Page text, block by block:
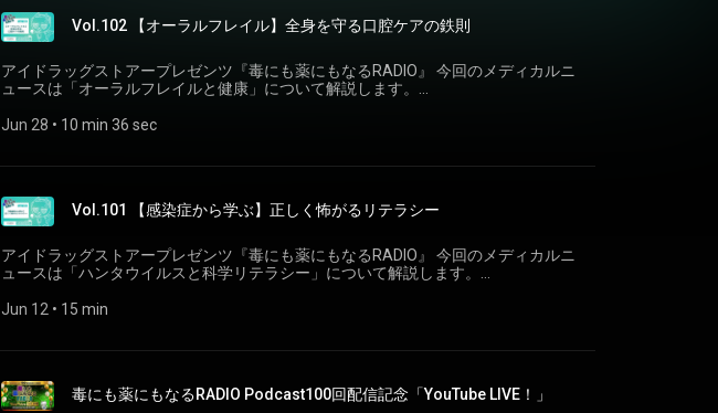
ゲストに迎え、美容や健康について楽しく学び、皆様と直接交流できる特別なひと
ときをご用意しました。 皆様のご応募を心よりお待ちしております。応募や詳細は
下記をご確認ください。 【特集ページ】
https://www.idrugstore.jp/special/offline_event ━━━━━━━━━━━━━━━━━━━━━ ▼皆様か
らの「川柳」を大募集！ ━━━━━━━━━━━━━━━━━━━━━ 次回のテーマは『残暑に一言』
です。 【作品例】・30℃ 涼しく感じる なぜだろう 9月も暑さが続きます。「ま
だ続くのか」「秋はどこにいった」という思いを五七五に乗せてご投稿ください。
番組で読まれた方全員に、アイドラッグストアーでご利用いただける2,000円分のポ
送ってください。 ・公式WEBフォーム：https://www.idrugstore.jp/enquiry ※川柳の
い。 ━━━━━━━━━━━━━━━━━━━━━ ▼関連リンク＆公式SNS ━━━━━━━━━━━━━━━━━━━━━
【アイドラッグストアー公式X】https://x.com/idrugstore1193 【おくすり選択の自
イドラッグストアー #新保友映 #podcast
Vol.102 【オーラルフレイル】全身を守る口腔ケアの鉄則
アイドラッグストアープレゼンツ『毒にも薬にもなるRADIO』 今回のメディカルニ
ュースは「オーラルフレイルと健康」について解説します。
ニュース元記事：地域でオーラルフレイル対策を実践できるように「オーラルフレ
を添えてお送りください。 メールが読まれた方には、アイドラッグストアーでご利
用いただける2,000円分のポイントを差し上げます。 投稿はこちらから↓
https://www.idrugstore.jp/enquiry その他、当店のX(旧Twitter)のリプライや、
SpotifyからでもOKです。皆様の送りやすい方法で送ってください。 【アイドラッグ
ストアー公式X】 https://x.com/idrugstore1193 【おくすり選択の自由 アイドラッグ
ストアー】 https://www.idrugstore.jp/ #毒にも薬にもなるradio #アイドラッグスト
アー #新保友映 #podcast
Jun 28 • 10 min 36 sec
Vol.101 【感染症から学ぶ】正しく怖がるリテラシー
アイドラッグストアープレゼンツ『毒にも薬にもなるRADIO』 今回のメディカルニ
ュースは「ハンタウイルスと科学リテラシー」について解説します。
ニュース元記事：ハンタウイルス集団感染「日本に大きな影響及ばない」 厚労相
時事ドットコム） https://www.jiji.com/jc/article?k=2026050700660&g=soc
━━━━━━━━━━━━━━━━━━━━━ ▼ 皆様からの「川柳」を大募集！
Jun 12 • 15 min
毒にも薬にもなるRADIO Podcast100回配信記念「YouTube LIVE！」